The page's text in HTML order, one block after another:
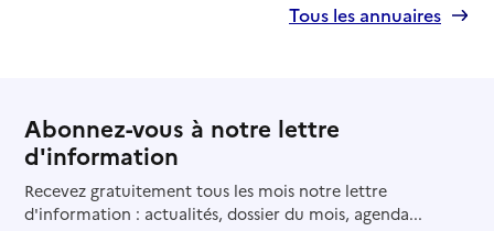
Tous les annuaires
Abonnez-vous à notre lettre
d'information
Recevez gratuitement tous les mois notre lettre
d'information : actualités, dossier du mois, agenda...